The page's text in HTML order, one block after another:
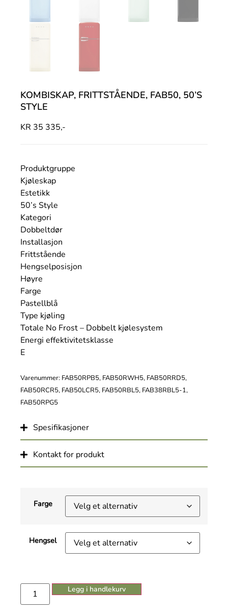
KOMBISKAP, FRITTSTÅENDE, FAB50, 50’S
STYLE
KR 35 335,-
Produktgruppe
Kjøleskap
Estetikk
50’s Style
Kategori
Dobbeltdør
Installasjon
Frittstående
Hengselposisjon
Høyre
Farge
Pastellblå
Type kjøling
Totale No Frost – Dobbelt kjølesystem
Energi effektivitetsklasse
E
Varenummer: FAB50RPB5, FAB50RWH5, FAB50RRD5,
FAB50RCR5, FAB50LCR5, FAB50RBL5, FAB38RBL5-1,
FAB50RPG5
Spesifikasjoner
Kontakt for produkt
Farge
Hengsel
Legg i handlekurv